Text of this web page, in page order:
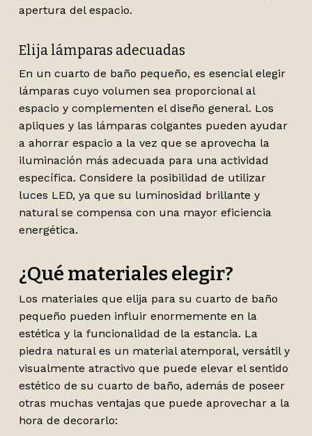
apertura del espacio.
Elija lámparas adecuadas
En un cuarto de baño pequeño, es esencial elegir
lámparas cuyo volumen sea proporcional al
espacio y complementen el diseño general. Los
apliques y las lámparas colgantes pueden ayudar
a ahorrar espacio a la vez que se aprovecha la
iluminación más adecuada para una actividad
específica. Considere la posibilidad de utilizar
luces LED, ya que su luminosidad brillante y
natural se compensa con una mayor eficiencia
energética.
¿Qué materiales elegir?
Los materiales que elija para su cuarto de baño
pequeño pueden influir enormemente en la
estética y la funcionalidad de la estancia. La
piedra natural es un material atemporal, versátil y
visualmente atractivo que puede elevar el sentido
estético de su cuarto de baño, además de poseer
otras muchas ventajas que puede aprovechar a la
hora de decorarlo: